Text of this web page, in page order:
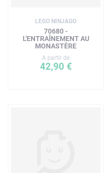
LEGO NINJAGO
70680 -
L'ENTRAÎNEMENT AU
MONASTÈRE
A partir de
42,90 €